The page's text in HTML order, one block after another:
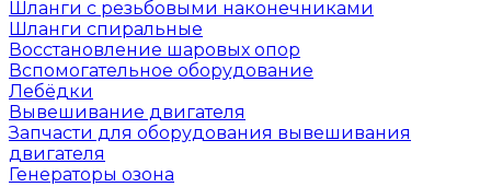
Шланги с резьбовыми наконечниками
Шланги спиральные
Восстановление шаровых опор
Вспомогательное оборудование
Лебёдки
Вывешивание двигателя
Запчасти для оборудования вывешивания
двигателя
Генераторы озона